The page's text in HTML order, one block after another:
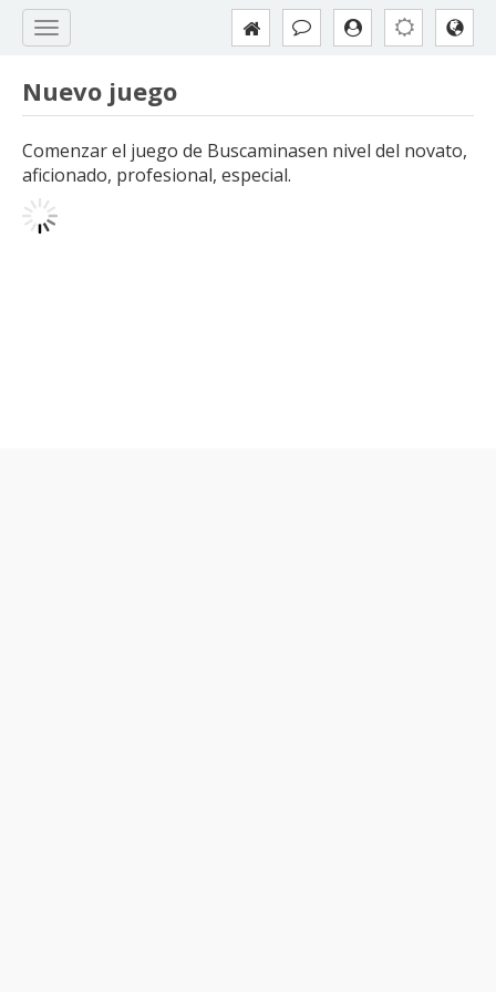
Nuevo juego
Comenzar el juego de Buscaminasen nivel del novato,
aficionado, profesional, especial.